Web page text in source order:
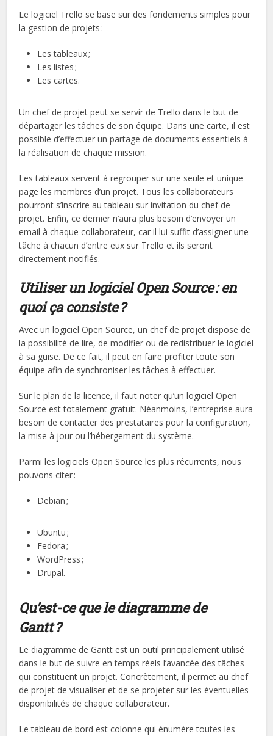
Le logiciel Trello se base sur des fondements simples pour
la gestion de projets :
Les tableaux ;
Les listes ;
Les cartes.
Un chef de projet peut se servir de Trello dans le but de
départager les tâches de son équipe. Dans une carte, il est
possible d’effectuer un partage de documents essentiels à
la réalisation de chaque mission.
Les tableaux servent à regrouper sur une seule et unique
page les membres d’un projet. Tous les collaborateurs
pourront s’inscrire au tableau sur invitation du chef de
projet. Enfin, ce dernier n’aura plus besoin d’envoyer un
email à chaque collaborateur, car il lui suffit d’assigner une
tâche à chacun d’entre eux sur Trello et ils seront
directement notifiés.
Utiliser un logiciel Open Source : en
quoi ça consiste ?
Avec un logiciel Open Source, un chef de projet dispose de
la possibilité de lire, de modifier ou de redistribuer le logiciel
à sa guise. De ce fait, il peut en faire profiter toute son
équipe afin de synchroniser les tâches à effectuer.
Sur le plan de la licence, il faut noter qu’un logiciel Open
Source est totalement gratuit. Néanmoins, l’entreprise aura
besoin de contacter des prestataires pour la configuration,
la mise à jour ou l’hébergement du système.
Parmi les logiciels Open Source les plus récurrents, nous
pouvons citer :
Debian ;
Ubuntu ;
Fedora ;
WordPress ;
Drupal.
Qu’est-ce que le diagramme de
Gantt ?
Le diagramme de Gantt est un outil principalement utilisé
dans le but de suivre en temps réels l’avancée des tâches
qui constituent un projet. Concrètement, il permet au chef
de projet de visualiser et de se projeter sur les éventuelles
disponibilités de chaque collaborateur.
Le tableau de bord est colonne qui énumère toutes les